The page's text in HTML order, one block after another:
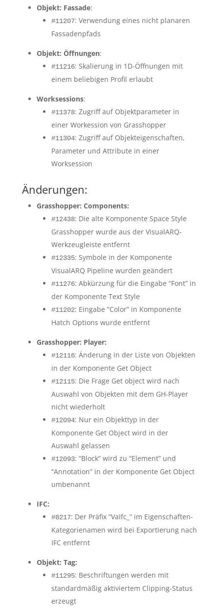
Objekt: Fassade:
#11207: Verwendung eines nicht planaren
Fassadenpfads
Objekt: Öffnungen:
#11216: Skalierung in 1D-Öffnungen mit
einem beliebigen Profil erlaubt
Worksessions:
#11378: Zugriff auf Objektparameter in
einer Workession von Grasshopper
#11304: Zugriff auf Objekteigenschaften,
Parameter und Attribute in einer
Worksession
Änderungen:
Grasshopper: Components:
#12438: Die alte Komponente Space Style
Grasshopper wurde aus der VisualARQ-
Werkzeugleiste entfernt
#12335: Symbole in der Komponente
VisualARQ Pipeline wurden geändert
#11276: Abkürzung für die Eingabe “Font” in
der Komponente Text Style
#11202: Eingabe “Color” in Komponente
Hatch Options wurde entfernt
Grasshopper: Player:
#12116: Änderung in der Liste von Objekten
in der Komponente Get Object
#12115: Die Frage Get object wird nach
Auswahl von Objekten mit dem GH-Player
nicht wiederholt
#12094: Nur ein Objekttyp in der
Komponente Get Object wird in der
Auswahl gelassen
#12093: “Block” wird zu “Element” und
“Annotation” in der Komponente Get Object
umbenannt
IFC:
#8217: Der Präfix “VaIfc_” im Eigenschaften-
Kategorienamen wird bei Exportierung nach
IFC entfernt
Objekt: Tag:
#11295: Beschriftungen werden mit
standardmäßig aktiviertem Clipping-Status
erzeugt